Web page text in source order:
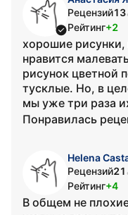
Рецензий13
Рейтинг+2
хорошие
нравится
рисунок цветной
тусклые. Но, в
мы уже три раза
Понравилась
Helena
Рецензий21
Рейтинг+4
В общем не